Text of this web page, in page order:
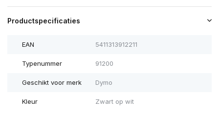
Productspecificaties
EAN 5411313912211
Typenummer 91200
Geschikt voor merk Dymo
Kleur Zwart op wit